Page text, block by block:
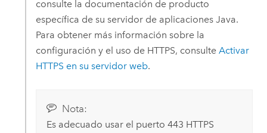
consulte la documentación de producto
específica de su servidor de aplicaciones Java.
Para obtener más información sobre la
configuración y el uso de HTTPS, consulte Activar
HTTPS en su servidor web.
Nota:
Es adecuado usar el puerto 443 HTTPS